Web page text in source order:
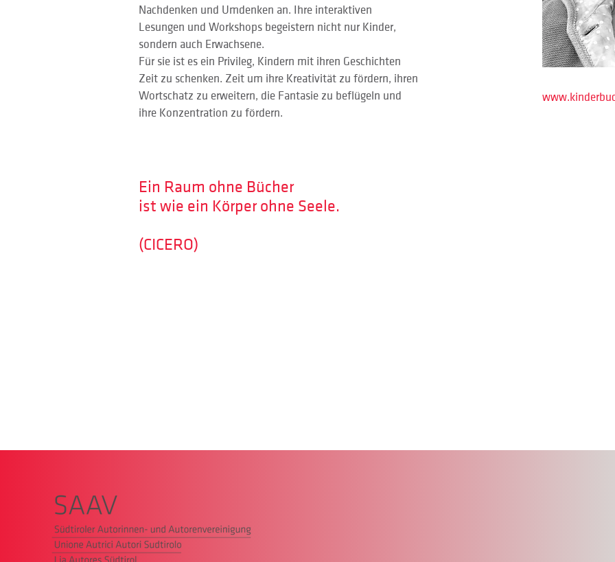
Nachdenken und Umdenken an. Ihre interaktiven
Lesungen und Workshops begeistern nicht nur Kinder,
sondern auch Erwachsene.
Für sie ist es ein Privileg, Kindern mit ihren Geschichten
Zeit zu schenken. Zeit um ihre Kreativität zu fördern, ihren
Wortschatz zu erweitern, die Fantasie zu beflügeln und
ihre Konzentration zu fördern.
Ein Raum ohne Bücher
ist wie ein Körper ohne Seele.
(CICERO)